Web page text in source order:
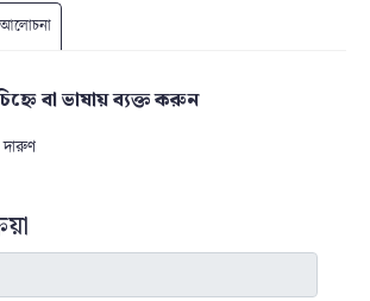
আলোচনা
বা ভাষায় ব্যক্ত করুন
দারুণ